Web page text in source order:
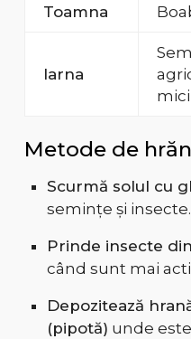
Toamna
Iarna
mici
Metode de
Scurmă solul cu
semințe și insecte.
Prinde insecte
când sunt mai
Depozitează
(pipotă) unde